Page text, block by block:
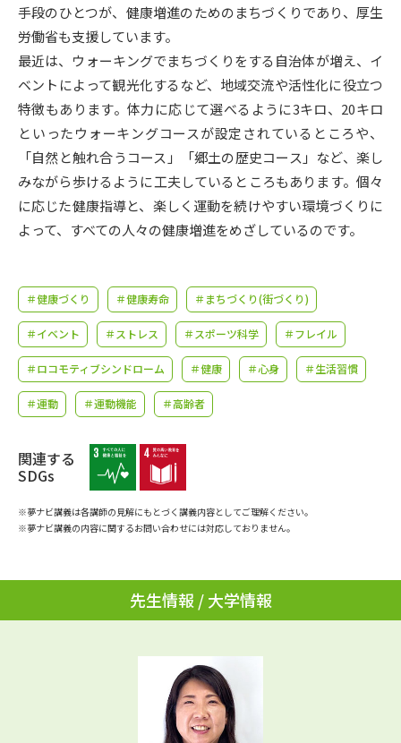
志望校・出願校を調べる
併願校選び 受験スケジュールを立てよう
先輩が入学を決めた理由 テレメール全国一斉進学調査
新生活お役立ちガイド
学問発見 学問検索
大学で学びたい学問発見
学問のミニ講義「夢ナビ講義」 学問分野解説
学問の教科書
ユーザーサポート
Ｑ＆Ａ よくあるご質問
資料の料金の
個人情報取扱規定
手段のひとつが、健康増進のためのまちづくりであり、厚生
労働省も支援しています。
最近は、ウォーキングでまちづくりをする自治体が増え、イ
ベントによって観光化するなど、地域交流や活性化に役立つ
特徴もあります。体力に応じて選べるように3キロ、20キロ
といったウォーキングコースが設定されているところや、
「自然と触れ合うコース」「郷土の歴史コース」など、楽し
みながら歩けるように工夫しているところもあります。個々
に応じた健康指導と、楽しく運動を続けやすい環境づくりに
よって、すべての人々の健康増進をめざしているのです。
＃健康づくり ＃健康寿命 ＃まちづくり(街づくり)
＃イベント ＃ストレス ＃スポーツ科学 ＃フレイル
＃ロコモティブシンドローム ＃健康 ＃心身 ＃生活習慣
＃運動 ＃運動機能 ＃高齢者
関連する
SDGs
※夢ナビ講義は各講師の見解にもとづく講義内容としてご理解ください。
※夢ナビ講義の内容に関するお問い合わせには対応しておりません。
先生情報 / 大学情報